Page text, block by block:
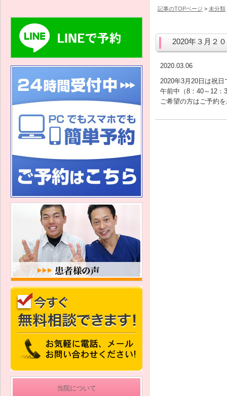
記事のTOPページ > 未分類
2020年３月２
2020.03.06
2020年3月20日は祝
午前中（8：40～12：
ご希望の方はご予約
当院について